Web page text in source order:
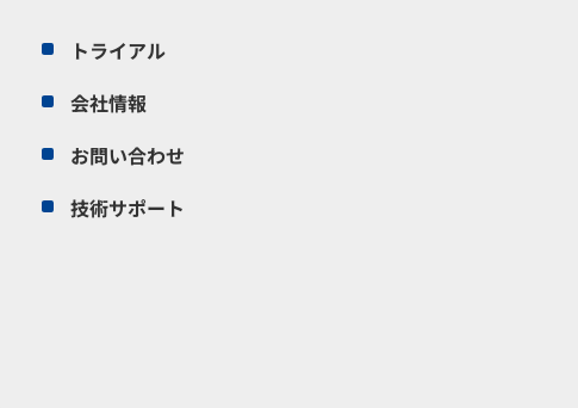
トライアル
会社情報
お問い合わせ
技術サポート